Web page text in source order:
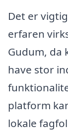
Det er
erfaren
Gudum, da
have stor
platform
lokale